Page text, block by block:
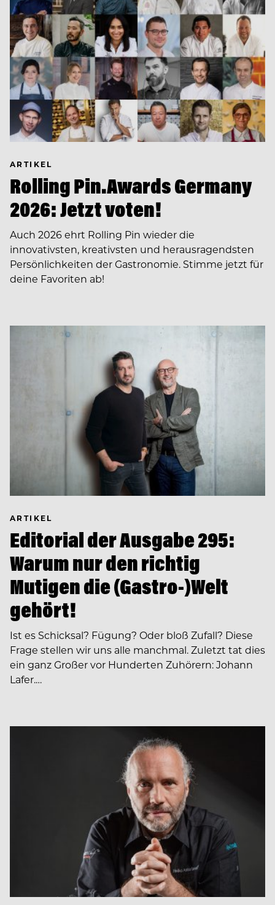
ARTIKEL
Rolling Pin.Awards Germany
2026: Jetzt voten!
Auch 2026 ehrt Rolling Pin wieder die
innovativsten, kreativsten und herausragendsten
Persönlichkeiten der Gastronomie. Stimme jetzt für
deine Favoriten ab!
ARTIKEL
Editorial der Ausgabe 295:
Warum nur den richtig
Mutigen die (Gastro-)Welt
gehört!
Ist es Schicksal? Fügung? Oder bloß Zufall? Diese
Frage stellen wir uns alle manchmal. Zuletzt tat dies
ein ganz Großer vor Hunderten Zuhörern: Johann
Lafer.…